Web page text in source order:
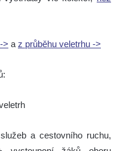
> a z průběhu veletrhu ->
a cestovního ruchu,